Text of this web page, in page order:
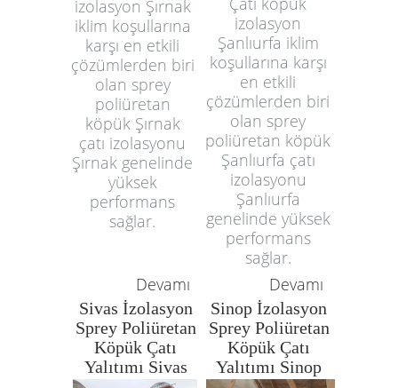
izolasyon Şırnak
iklim koşullarına
karşı en etkili
çözümlerden biri
olan sprey
poliüretan
köpük Şırnak
çatı izolasyonu
Şırnak genelinde
yüksek
performans
sağlar.
izolasyon
Şanlıurfa iklim
koşullarına karşı
en etkili
çözümlerden biri
olan sprey
poliüretan köpük
Şanlıurfa çatı
izolasyonu
Şanlıurfa
genelinde yüksek
performans
sağlar.
Devamı
Devamı
Sivas İzolasyon
Sprey Poliüretan
Köpük Çatı
Yalıtımı Sivas
Sinop İzolasyon
Sprey Poliüretan
Köpük Çatı
Yalıtımı Sinop